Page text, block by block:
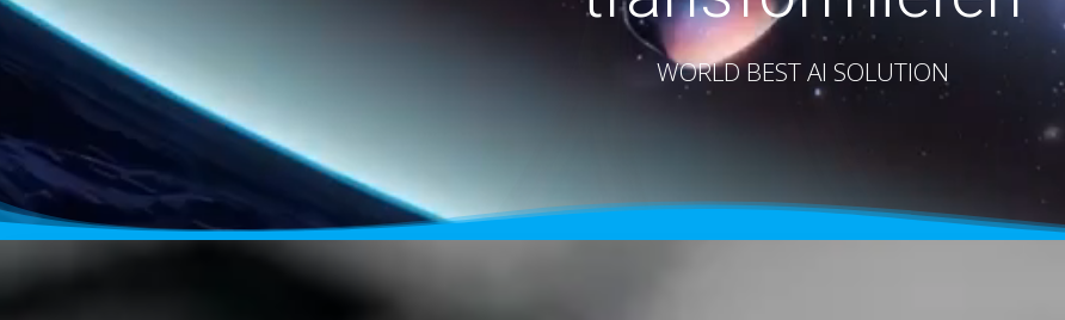
WORLD BEST AI SOLUTION